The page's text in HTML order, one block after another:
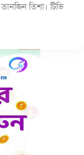
তিশা। টিভি